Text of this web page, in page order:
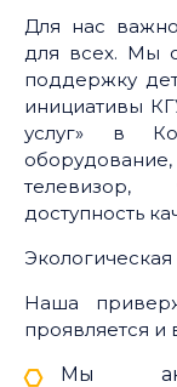
Для нас
для всех. Мы
поддержку
инициативы
услуг» в
телевизор,
доступность
Экологическая
Наша
проявляется
Мы